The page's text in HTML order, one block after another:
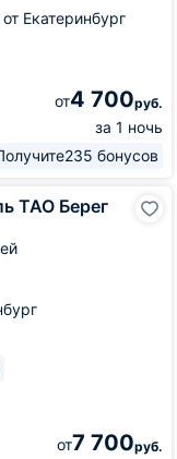
Екатеринбург
от4 700руб.
за 1 ночь
235 бонусов
ТАО Берег
от7 700руб.